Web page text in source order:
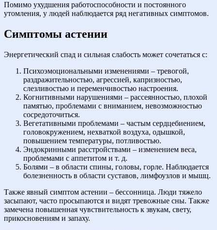
Помимо ухудшения работоспособности и постоянного
утомления, у людей наблюдается ряд негативных симптомов.
Симптомы астении
Энергетический спад и сильная слабость может сочетаться с:
Психоэмоциональными изменениями – тревогой,
раздражительностью, агрессией, капризностью,
слезливостью и переменчивостью настроения.
Когнитивными нарушениями – рассеянностью, плохой
памятью, проблемами с вниманием, невозможностью
сосредоточиться.
Вегетативными проблемами – частым сердцебиением,
головокружением, нехваткой воздуха, одышкой,
повышением температуры, потливостью.
Эндокринными расстройствами – изменением веса,
проблемами с аппетитом и т. д.
Болями – в области спины, головы, горле. Наблюдается
болезненность в области суставов, лимфоузлов и мышц.
Также явный симптом астении – бессонница. Люди тяжело
засыпают, часто просыпаются и видят тревожные сны. Также
замечена повышенная чувствительность к звукам, свету,
прикосновениям и запаху.